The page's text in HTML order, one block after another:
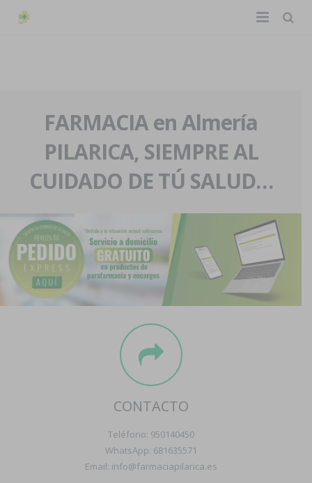
La farmacia
Nuestra historia
Nuestro equipo
Eventos
Servicios y reservas
Pedidos express
Blog
Contacto
Boletín
FARMACIA en Almería
PILARICA, SIEMPRE AL
CUIDADO DE TÚ SALUD…
CONTACTO
Teléfono: 950140450
WhatsApp: 681635571
Email: info@farmaciapilarica.es